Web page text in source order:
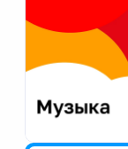
Екатеринбург
Калининград
Калуга